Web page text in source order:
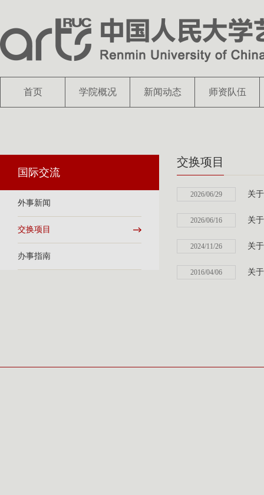
首页 学院概况 新闻动态 师资队伍
国际交流
外事新闻
交换项目
办事指南
交换项目
2026/06/29 关
2026/06/16 关
2024/11/26 关
2016/04/06 关